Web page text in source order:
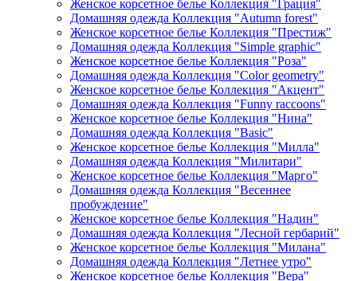
Женское корсетное белье Коллекция "Грация"
Домашняя одежда Коллекция "Autumn forest"
Женское корсетное белье Коллекция "Престиж"
Домашняя одежда Коллекция "Simple graphic"
Женское корсетное белье Коллекция "Роза"
Домашняя одежда Коллекция "Color geometry"
Женское корсетное белье Коллекция "Акцент"
Домашняя одежда Коллекция "Funny raccoons"
Женское корсетное белье Коллекция "Нина"
Домашняя одежда Коллекция "Basic"
Женское корсетное белье Коллекция "Милла"
Домашняя одежда Коллекция "Милитари"
Женское корсетное белье Коллекция "Марго"
Домашняя одежда Коллекция "Весеннее
пробуждение"
Женское корсетное белье Коллекция "Надин"
Домашняя одежда Коллекция "Лесной гербарий"
Женское корсетное белье Коллекция "Милана"
Домашняя одежда Коллекция "Летнее утро"
Женское корсетное белье Коллекция "Вера"